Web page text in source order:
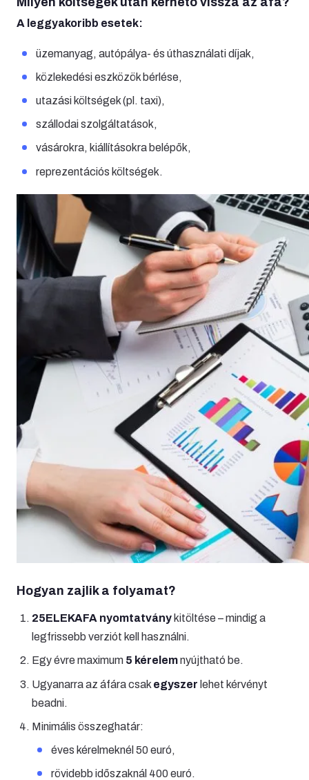
A leggyakoribb esetek:
üzemanyag, autópálya- és úthasználati díjak,
közlekedési eszközök bérlése,
utazási költségek (pl. taxi),
szállodai szolgáltatások,
vásárokra, kiállításokra belépők,
reprezentációs költségek.
Hogyan zajlik a folyamat?
25ELEKAFA nyomtatvány kitöltése – mindig a
legfrissebb verziót kell használni.
Egy évre maximum 5 kérelemnyújtható be.
Ugyanarra az áfára csak egyszer lehet kérvényt
beadni.
Minimális összeghatár:
éves kérelmeknél 50 euró,
rövidebb időszaknál 400 euró.